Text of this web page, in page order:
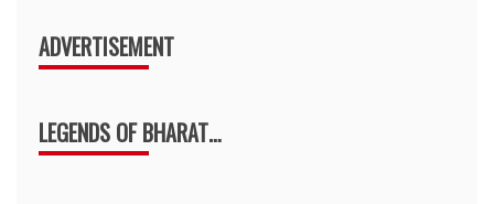
ADVERTISEMENT
LEGENDS OF BHARAT…